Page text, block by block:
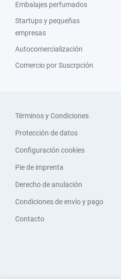
Embalajes perfumados
Startups y pequeñas
empresas
Autocomercialización
Comercio por Suscrpción
Términos y Condiciones
Protección de datos
Configuración cookies
Pie de imprenta
Derecho de anulación
Condiciones de envío y pago
Contacto